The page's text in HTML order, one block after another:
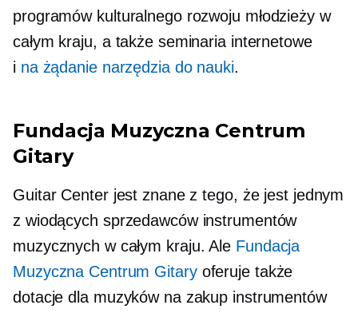
programów kulturalnego rozwoju młodzieży w
całym kraju, a także seminaria internetowe
i na żądanienarzędzia do nauki.
Fundacja Muzyczna Centrum
Gitary
Guitar Center jest znane z tego, że jest jednym
z wiodących sprzedawców instrumentów
muzycznych w całym kraju. Ale Fundacja
Muzyczna Centrum Gitaryoferuje także
dotacje dla muzyków na zakup instrumentów